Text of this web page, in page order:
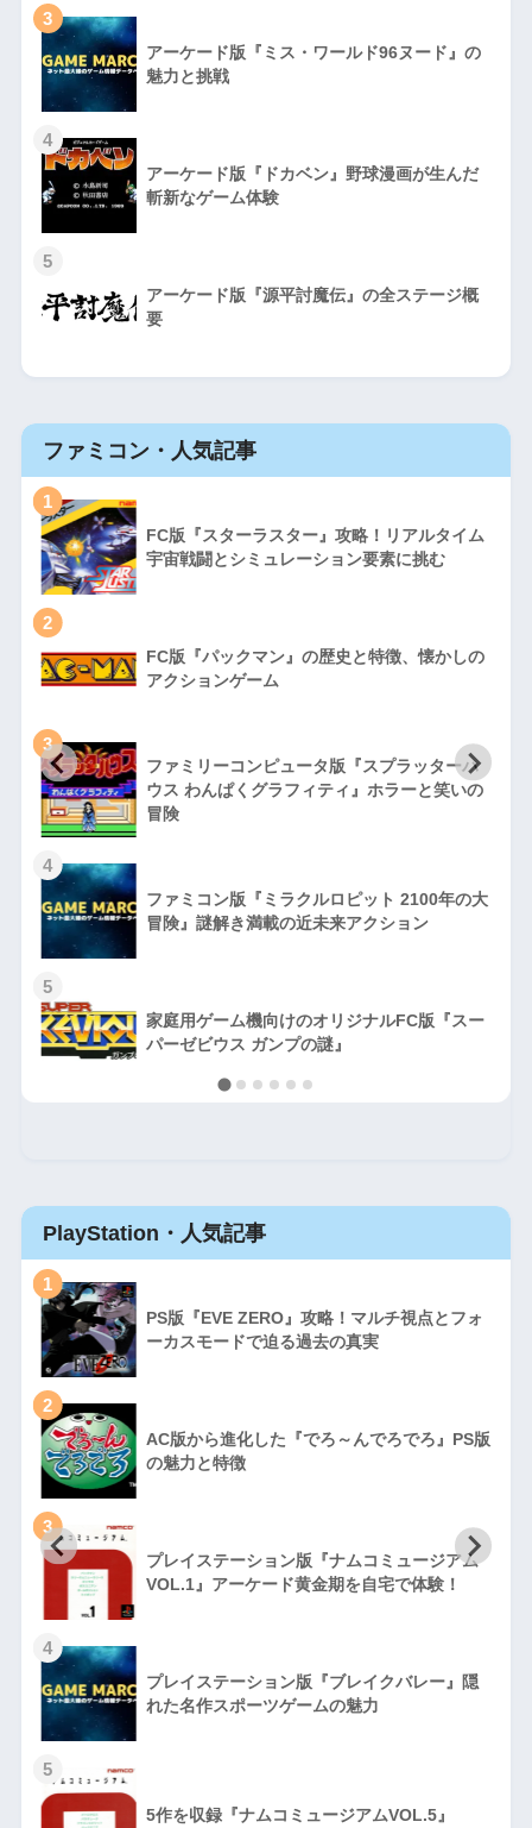
3
アーケード版『ミス・ワールド96ヌード』の
魅力と挑戦
4
アーケード版『ドカベン』野球漫画が生んだ
斬新なゲーム体験
5
アーケード版『源平討魔伝』の全ステージ概
要
ファミコン・人気記事
1
FC版『スターラスター』攻略！リアルタイム
宇宙戦闘とシミュレーション要素に挑む
2
FC版『パックマン』の歴史と特徴、懐かしの
アクションゲーム
3
ファミリーコンピュータ版『スプラッターハ
ウス わんぱくグラフィティ』ホラーと笑いの
冒険
4
ファミコン版『ミラクルロピット 2100年の大
冒険』謎解き満載の近未来アクション
5
家庭用ゲーム機向けのオリジナルFC版『スー
パーゼビウス ガンプの謎』
PlayStation・人気記事
1
PS版『EVE ZERO』攻略！マルチ視点とフォ
ーカスモードで迫る過去の真実
2
AC版から進化した『でろ～んでろでろ』PS版
の魅力と特徴
3
プレイステーション版『ナムコミュージアム
VOL.1』アーケード黄金期を自宅で体験！
4
プレイステーション版『ブレイクバレー』隠
れた名作スポーツゲームの魅力
5
5作を収録『ナムコミュージアムVOL.5』